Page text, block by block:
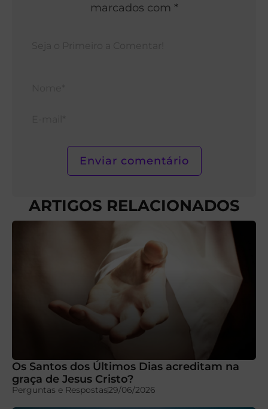
marcados com *
ARTIGOS RELACIONADOS
Os Santos dos Últimos Dias acreditam na
graça de Jesus Cristo?
Perguntas e Respostas29/06/2026